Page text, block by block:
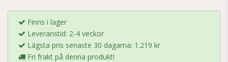
Finns i lager
Leveranstid: 2-4 veckor
Lägsta pris senaste 30 dagarna: 1.219 kr
Fri frakt på denna produkt!